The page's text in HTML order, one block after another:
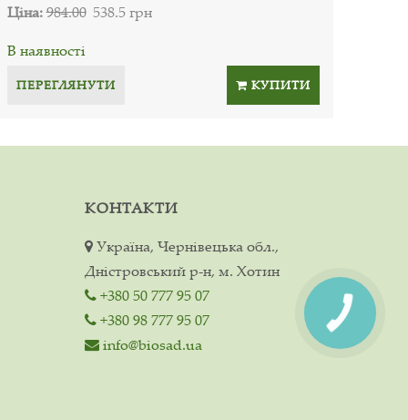
Ціна:984.00 538.5 грн
В наявності
ПЕРЕГЛЯНУТИ КУПИТИ
КОНТАКТИ
Україна, Чернівецька обл.,
Дністровський р-н, м. Хотин
+380 50 777 95 07
+380 98 777 95 07
info@biosad.ua